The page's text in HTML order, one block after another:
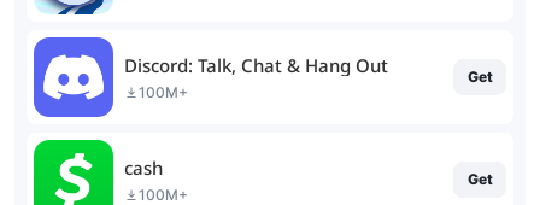
Discord: Talk, Chat & Hang Out
100M+
Get
cash
100M+
Get